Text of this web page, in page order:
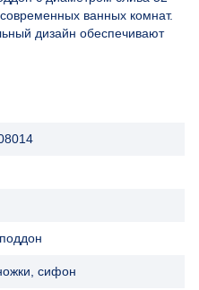
ванных комнат.
дизайн обеспечивают
сифон